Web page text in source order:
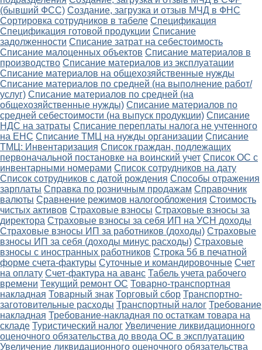
(бывший ФСС) Создание, загрузка и отзыв МЧД в ФНС
Сортировка сотрудников в табеле Спецификация
Спецификация готовой продукции Списание
задолженности Списание затрат на себестоимость
Списание малоценных объектов Списание материалов в
производство Списание материалов из эксплуатации
Списание материалов на общехозяйственные нужды
Списание материалов по средней (на выполнение работ/
услуг) Списание материалов по средней (на
общехозяйственные нужды) Списание материалов по
средней себестоимости (на выпуск продукции) Списание
НДС на затраты Списание переплаты налога не учтенного
на ЕНС Списание ТМЦ на нужды организации Списание
ТМЦ: Инвентаризация Список граждан, подлежащих
первоначальной постановке на воинский учет Список ОС с
инвентарными номерами Список сотрудников на дату
Список сотрудников с датой рождения Способы отражения
зарплаты Справка по розничным продажам Справочник
валюты Сравнение режимов налогообложения Стоимость
чистых активов Страховые взносы Страховые взносы за
директора Страховые взносы за себя ИП на УСН доходы
Страховые взносы ИП за работников (доходы) Страховые
взносы ИП за себя (доходы минус расходы) Страховые
взносы с иностранных работников Строка 5б в печатной
форме счета-фактуры Суточные и командировочные Счет
на оплату Счет-фактура на аванс Табель учета рабочего
времени Текущий ремонт ОС Товарно-транспортная
накладная Товарный знак Торговый сбор Транспортно-
заготовительные расходы Транспортный налог Требование
накладная Требование-накладная по остаткам товара на
складе Туристический налог Увеличение ликвидационного
оценочного обязательства до ввода ОС в эксплуатацию
Увеличение ликвидационного оценочного обязательства